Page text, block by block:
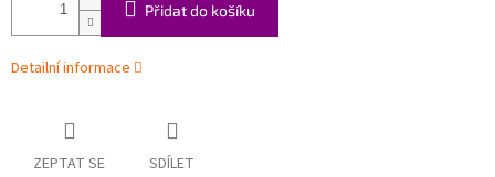
Přidat do košíku
Detailní informace
ZEPTAT SE SDÍLET